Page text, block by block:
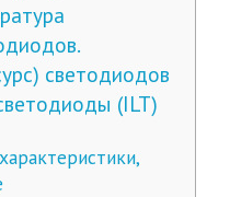
светодиодов
(ILT)